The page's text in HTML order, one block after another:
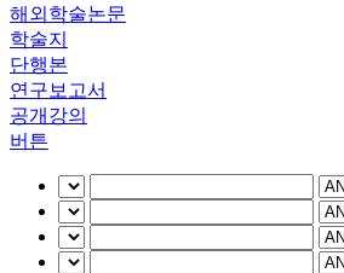
해외학술논문
학술지
단행본
연구보고서
공개강의
버튼